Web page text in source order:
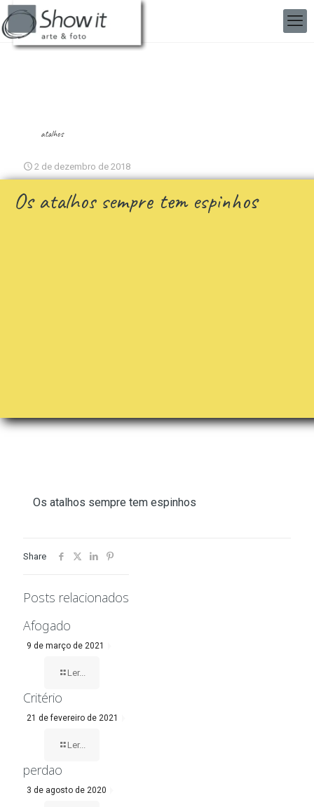
atalhos
2 de dezembro de 2018
Os atalhos sempre tem espinhos
Os atalhos sempre tem espinhos
Share
Posts relacionados
9 de março de 2021
Afogado
Ler...
21 de fevereiro de 2021
Critério
Ler...
3 de agosto de 2020
perdao